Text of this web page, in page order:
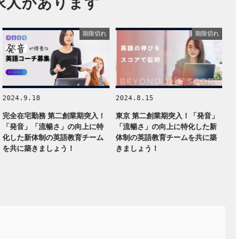
期限切れ
2024.9.18
完全在宅勤務 第二創業期突入！
「発音」「流暢さ」の向上に特
化した新体制の英語教育チーム
を共に築きましょう！
期限切れ
2024.8.15
東京 第二創業期突入！「発音」
「流暢さ」の向上に特化した新
体制の英語教育チームを共に築
きましょう！